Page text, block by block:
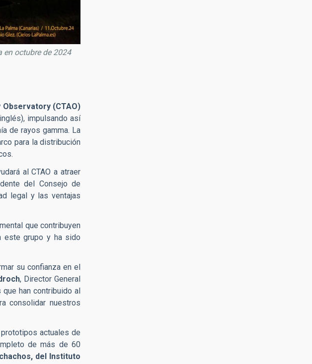
en octubre de 2024
(CTAO)
impulsando así
de rayos gamma. La
para la distribución
al CTAO a atraer
del Consejo de
legal y las ventajas
que contribuyen
este grupo y ha sido
su confianza en el
, Director General
han contribuido al
consolidar nuestros
actuales de
de más de 60
del Instituto